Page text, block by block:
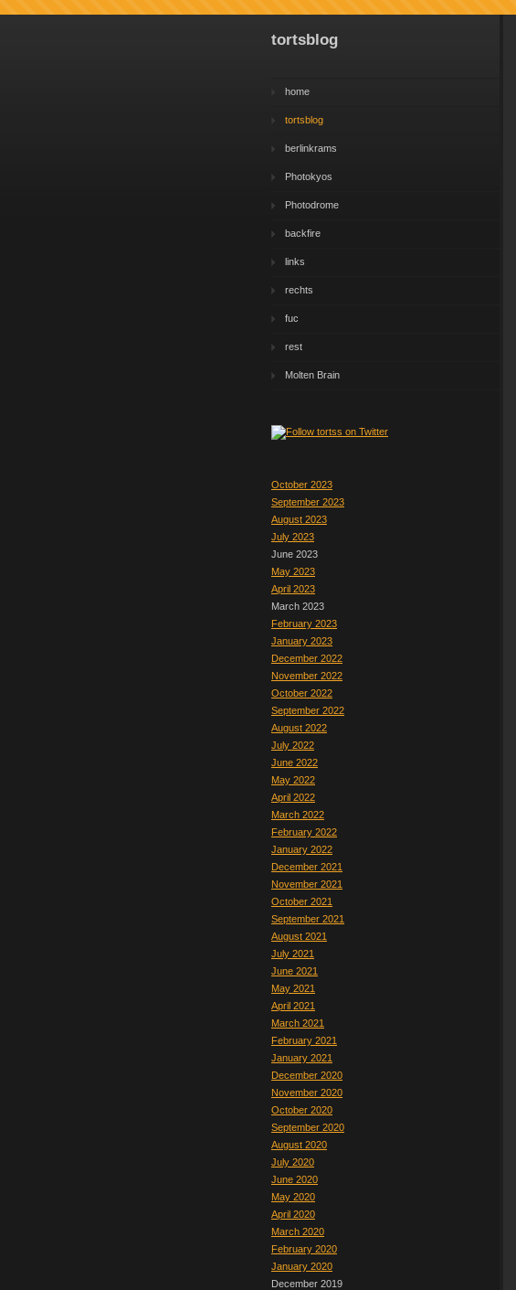
tortsblog
home
tortsblog
berlinkrams
Photokyos
Photodrome
backfire
links
rechts
fuc
rest
Molten Brain
October 2023
September 2023
August 2023
July 2023
June 2023
May 2023
April 2023
March 2023
February 2023
January 2023
December 2022
November 2022
October 2022
September 2022
August 2022
July 2022
June 2022
May 2022
April 2022
March 2022
February 2022
January 2022
December 2021
November 2021
October 2021
September 2021
August 2021
July 2021
June 2021
May 2021
April 2021
March 2021
February 2021
January 2021
December 2020
November 2020
October 2020
September 2020
August 2020
July 2020
June 2020
May 2020
April 2020
March 2020
February 2020
January 2020
December 2019